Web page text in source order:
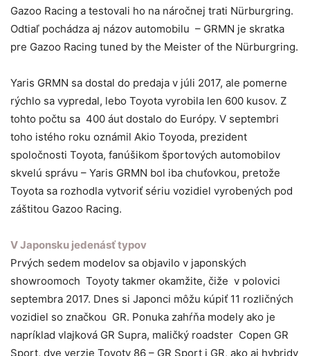
Gazoo Racing a testovali ho na náročnej trati Nürburgring.
Odtiaľ pochádza aj názov automobilu – GRMN je skratka
pre Gazoo Racing tuned by the Meister of the Nürburgring.
Yaris GRMN sa dostal do predaja v júli 2017, ale pomerne
rýchlo sa vypredal, lebo Toyota vyrobila len 600 kusov. Z
tohto počtu sa 400 áut dostalo do Európy. V septembri
toho istého roku oznámil Akio Toyoda, prezident
spoločnosti Toyota, fanúšikom športových automobilov
skvelú správu – Yaris GRMN bol iba chuťovkou, pretože
Toyota sa rozhodla vytvoriť sériu vozidiel vyrobených pod
záštitou Gazoo Racing.
V Japonsku jedenásť typov
Prvých sedem modelov sa objavilo v japonských
showroomoch Toyoty takmer okamžite, čiže v polovici
septembra 2017. Dnes si Japonci môžu kúpiť 11 rozličných
vozidiel so značkou GR. Ponuka zahŕňa modely ako je
napríklad vlajková GR Supra, maličký roadster Copen GR
Sport, dve verzie Toyoty 86 – GR Sport i GR, ako aj hybridy